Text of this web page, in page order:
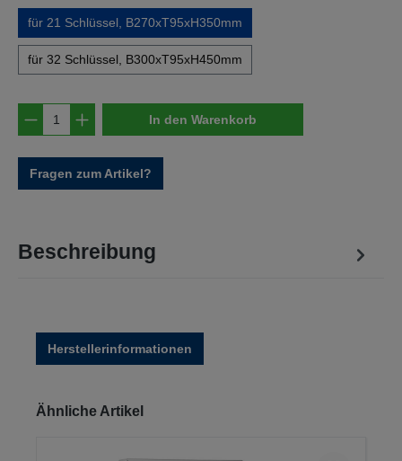
für 21 Schlüssel, B270xT95xH350mm
für 32 Schlüssel, B300xT95xH450mm
Produkt Anzahl: Gib den gewünschten
In den Warenkorb
Fragen zum Artikel?
Beschreibung
Herstellerinformationen
Produktgalerie überspringen
Ähnliche Artikel